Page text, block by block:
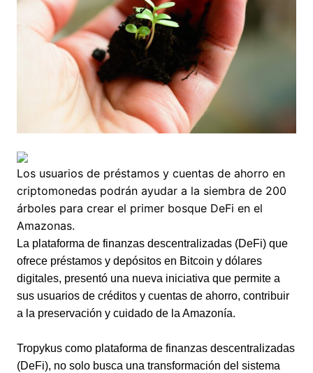
Los usuarios de préstamos y cuentas de ahorro en
criptomonedas podrán ayudar a la siembra de 200
árboles para crear el primer bosque DeFi en el
Amazonas.
La plataforma de finanzas descentralizadas (DeFi) que
ofrece préstamos y depósitos en Bitcoin y dólares
digitales, presentó una nueva iniciativa que permite a
sus usuarios de créditos y cuentas de ahorro, contribuir
a la preservación y cuidado de la Amazonía.
Tropykus como plataforma de finanzas descentralizadas
(DeFi), no solo busca una transformación del sistema